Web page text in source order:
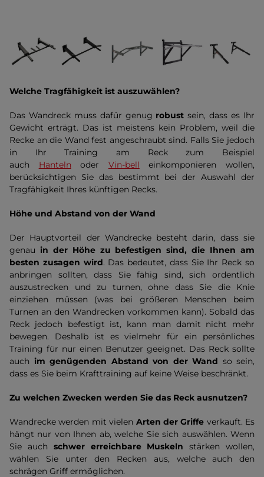
Welche Tragfähigkeit ist auszuwählen?
Das Wandreck muss dafür genug robust sein, dass es Ihr
Gewicht erträgt. Das ist meistens kein Problem, weil die
Recke an die Wand fest angeschraubt sind. Falls Sie jedoch
in Ihr Training am Reck zum Beispiel
auch Hanteln oder Vin-bell einkomponieren wollen,
berücksichtigen Sie das bestimmt bei der Auswahl der
Tragfähigkeit Ihres künftigen Recks.
Höhe und Abstand von der Wand
Der Hauptvorteil der Wandrecke besteht darin, dass sie
genau in der Höhe zu befestigen sind, die Ihnen am
besten zusagen wird. Das bedeutet, dass Sie Ihr Reck so
anbringen sollten, dass Sie fähig sind, sich ordentlich
auszustrecken und zu turnen, ohne dass Sie die Knie
einziehen müssen (was bei größeren Menschen beim
Turnen an den Wandrecken vorkommen kann). Sobald das
Reck jedoch befestigt ist, kann man damit nicht mehr
bewegen. Deshalb ist es vielmehr für ein persönliches
Training für nur einen Benutzer geeignet. Das Reck sollte
auch im genügenden Abstand von der Wand so sein,
dass es Sie beim Krafttraining auf keine Weise beschränkt.
Zu welchen Zwecken werden Sie das Reck ausnutzen?
Wandrecke werden mit vielen Arten der Griffe verkauft. Es
hängt nur von Ihnen ab, welche Sie sich auswählen. Wenn
Sie auch schwer erreichbare Muskeln stärken wollen,
wählen Sie unter den Recken aus, welche auch den
schrägen Griff ermöglichen.